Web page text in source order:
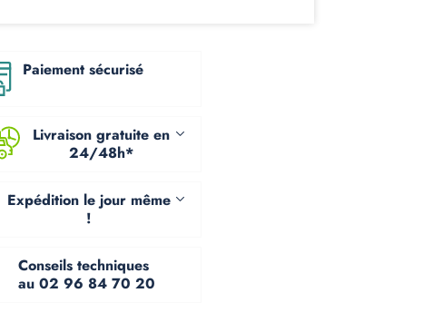
Paiement sécurisé
Livraison gratuite en
24/48h*
Expédition le jour même
!
Conseils techniques
au 02 96 84 70 20